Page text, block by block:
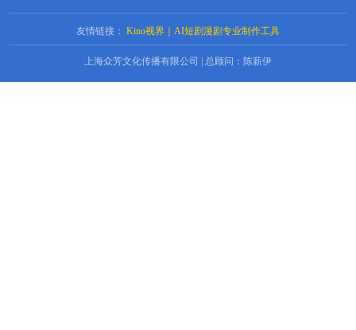
友情链接： Kino视界｜AI短剧漫剧专业制作工具
上海众芳文化传播有限公司 | 总顾问：陈薪伊